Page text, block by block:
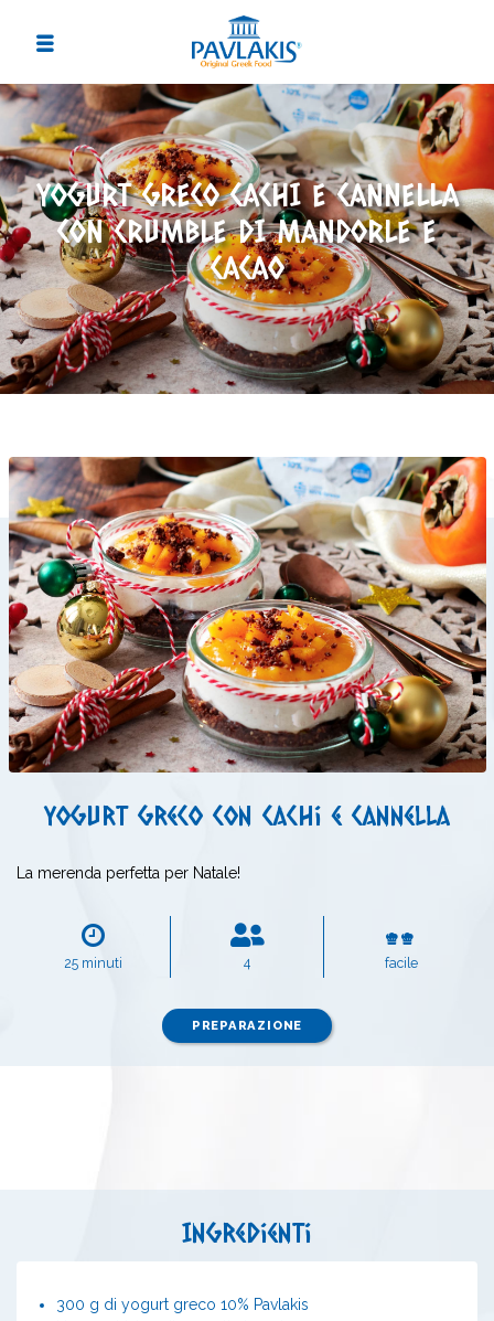
YOGURT GRECO CACHI E CANNELLA
CON CRUMBLE DI MANDORLE E
CACAO
Yogurt greco con cachi e cannella
La merenda perfetta per Natale!
25 minuti 4 facile
PREPARAZIONE
Ingredienti
300 g di yogurt greco 10% Pavlakis